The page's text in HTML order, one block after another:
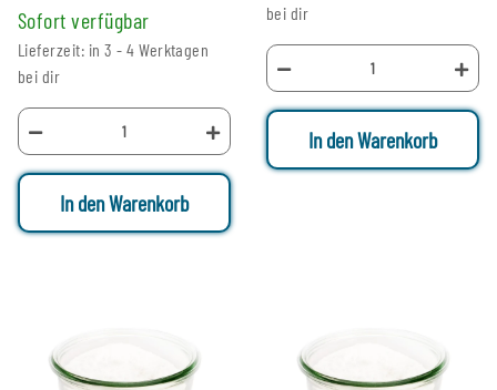
Sofort verfügbar
Lieferzeit: in 3 - 4 Werktagen
bei dir
In den Warenkorb
bei dir
In den Warenkorb